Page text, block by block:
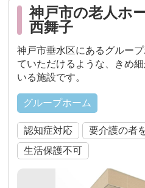
神戸市の老人ホ
西舞子
神戸市垂水区にあるグループ
ていただけるような、きめ
いる施設です。
グループホーム
認知症対応 要介護の者
生活保護不可